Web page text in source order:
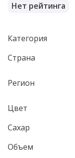
Нет рейтинга
Категория
Страна
Регион
Цвет
Сахар
Объем